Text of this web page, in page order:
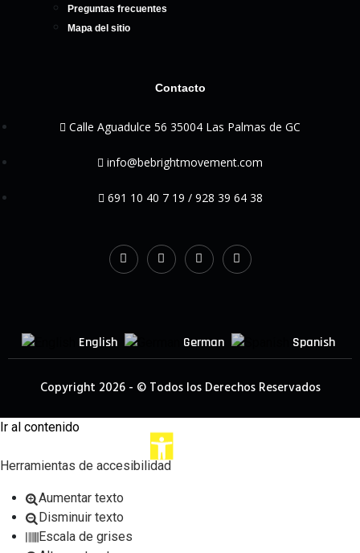
Preguntas frecuentes
Mapa del sitio
Contacto
Calle Aguadulce 56 35004 Las Palmas de GC
info@bebrightmovement.com
691 10 40 7 19 / 928 39 64 38
English German Spanish
Copyright 2026 - © Todos los Derechos Reservados
Ir al contenido
barra
de
herramientas
Herramientas de accesibilidad
Aumentar texto
Disminuir texto
Escala de grises